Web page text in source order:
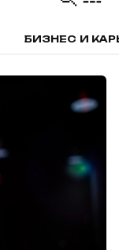
БИЗНЕС И